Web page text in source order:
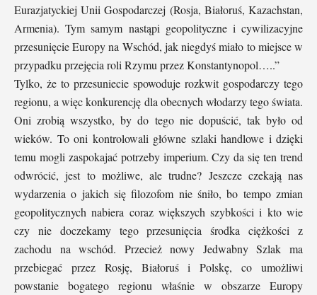
Eurazjatyckiej Unii Gospodarczej (Rosja, Białoruś, Kazachstan,
Armenia). Tym samym nastąpi geopolityczne i cywilizacyjne
przesunięcie Europy na Wschód, jak niegdyś miało to miejsce w
przypadku przejęcia roli Rzymu przez Konstantynopol…..”
Tylko, że to przesuniecie spowoduje rozkwit gospodarczy tego
regionu, a więc konkurencję dla obecnych włodarzy tego świata.
Oni zrobią wszystko, by do tego nie dopuścić, tak było od
wieków. To oni kontrolowali główne szlaki handlowe i dzięki
temu mogli zaspokajać potrzeby imperium. Czy da się ten trend
odwrócić, jest to możliwe, ale trudne? Jeszcze czekają nas
wydarzenia o jakich się filozofom nie śniło, bo tempo zmian
geopolitycznych nabiera coraz większych szybkości i kto wie
czy nie doczekamy tego przesunięcia środka ciężkości z
zachodu na wschód. Przecież nowy Jedwabny Szlak ma
przebiegać przez Rosję, Białoruś i Polskę, co umożliwi
powstanie bogatego regionu właśnie w obszarze Europy